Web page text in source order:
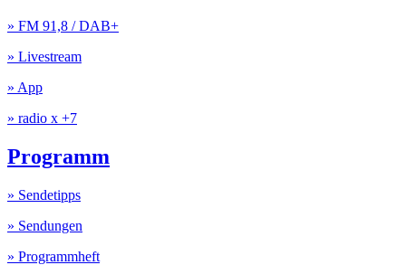
» FM 91,8 / DAB+
» Livestream
» App
» radio x +7
Programm
» Sendetipps
» Sendungen
» Programmheft